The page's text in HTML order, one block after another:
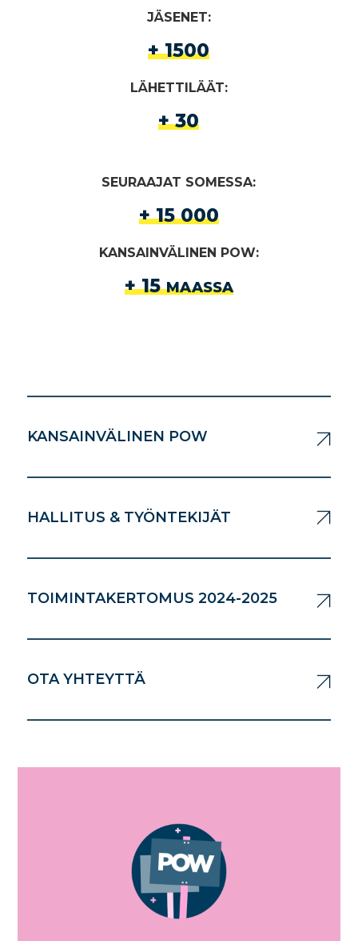
JÄSENET:
+ 1500
LÄHETTILÄÄT:
+ 30
SEURAAJAT SOMESSA:
+ 15 000
KANSAINVÄLINEN POW:
+ 15MAASSA
KANSAINVÄLINEN POW
HALLITUS & TYÖNTEKIJÄT
TOIMINTAKERTOMUS 2024-2025
OTA YHTEYTTÄ